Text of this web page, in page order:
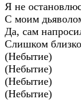
Я не
С моим
Да, сам
Слишком
(Небытие)
(Небытие)
(Небытие)
(Небытие)